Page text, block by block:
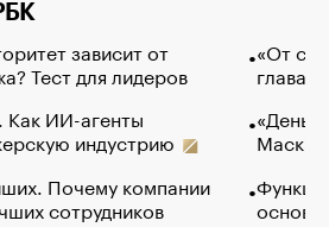
зависит от
Тест для лидеров
Как ИИ-агенты
индустрию
Почему компании
сотрудников
«От
глава
Маск в
основ